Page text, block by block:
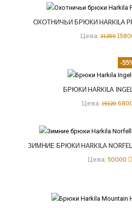
ОХОТНИЧЬИ БРЮКИ HARKILA
Цена: 31250
-
БРЮКИ HARKILA
Цена: 15120
ЗИМНИЕ БРЮКИ HARKILA
Цена: 50000